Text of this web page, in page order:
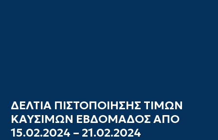
ΔΕΛΤΙΑ ΠΙΣΤΟΠΟΙΗΣΗΣ ΤΙΜΩΝ
ΚΑΥΣΙΜΩΝ ΕΒΔΟΜΑΔΟΣ ΑΠΟ
15.02.2024 – 21.02.2024